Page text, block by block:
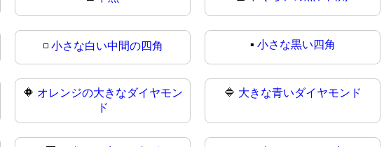
◽ 小さな白い中間の四角 ▪️ 小さな黒い四角
🔶 オレンジの大きなダイヤモン
ド
🔷 大きな青いダイヤモンド